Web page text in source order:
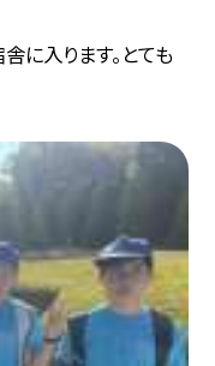
に入ります。とても